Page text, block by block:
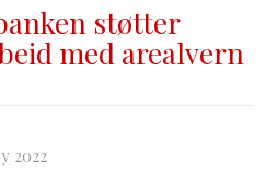
støtter
med arealvern
2022